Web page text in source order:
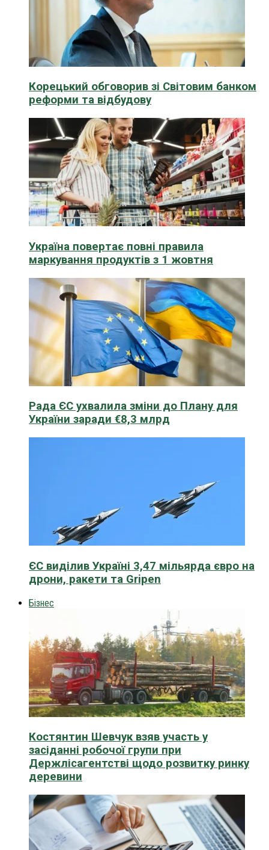
Корецький обговорив зі Світовим банком
реформи та відбудову
Україна повертає повні правила
маркування продуктів з 1 жовтня
Рада ЄС ухвалила зміни до Плану для
України заради €8,3 млрд
ЄС виділив Україні 3,47 мільярда євро на
дрони, ракети та Gripen
Бізнес
Костянтин Шевчук взяв участь у
засіданні робочої групи при
Держлісагентстві щодо розвитку ринку
деревини